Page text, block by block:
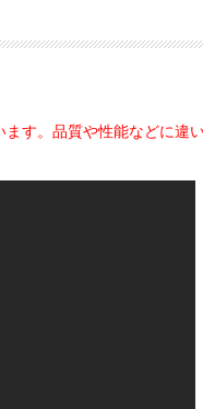
す。品質や性能などに違